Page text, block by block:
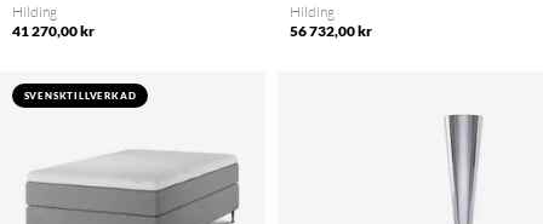
Hilding
41 270,00 kr
Hilding
56 732,00 kr
SVENSKTILLVERKAD